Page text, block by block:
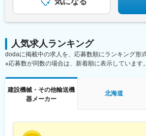
人気求人ランキング
dodaに掲載中の求人を、応募数順にランキング形
※応募数が同数の場合は、新着順に表示しています。
建設機械・その他輸送機
器メーカー
北海道